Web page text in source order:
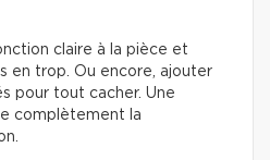
claire à la pièce et
en trop. Ou encore, ajouter
pour tout cacher. Une
complètement la